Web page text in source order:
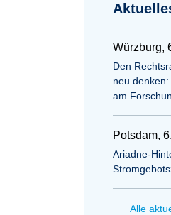
Würzburg,
Den
neu
am
Potsdam,
Ariadne-
Alle